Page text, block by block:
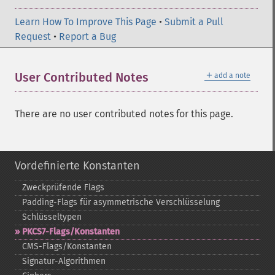
Learn How To Improve This Page • Submit a Pull
Request • Report a Bug
＋ add a note
User Contributed Notes
There are no user contributed notes for this page.
Vordefinierte Konstanten
Zweckprüfende Flags
Padding-​Flags für asymmetrische Verschlüsselung
Schlüsseltypen
PKCS7-​Flags/Konstanten
CMS-​Flags/Konstanten
Signatur-​Algorithmen